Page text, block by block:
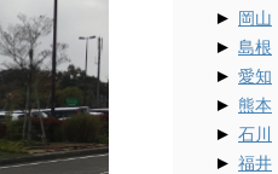
► 岡山
► 島根
► 愛知
► 熊本
► 石川
► 福井